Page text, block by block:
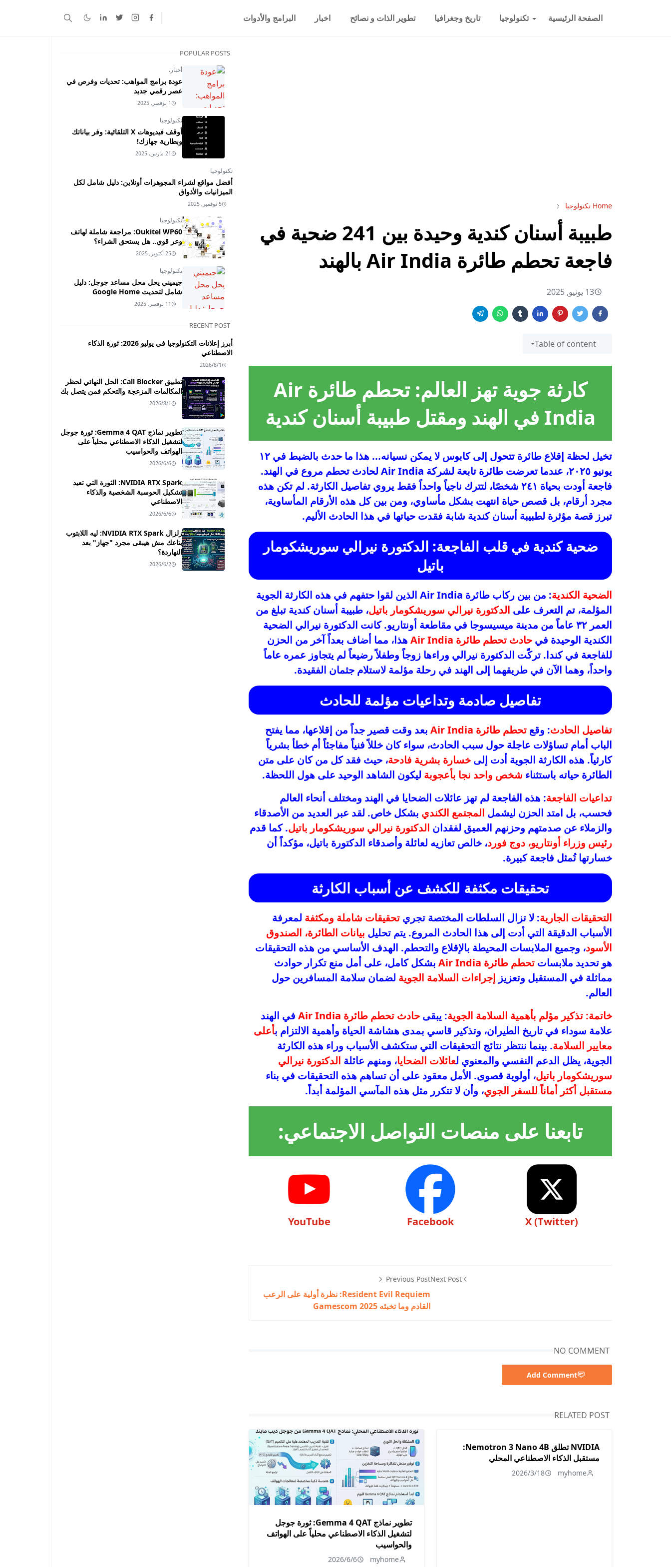
الصفحة الرئيسية تكنولوجيا تاريخ وجغرافيا تطوير الذات و نصائح اخبار البرامج والأدوات
Home تكنولوجيا
طبيبة أسنان كندية وحيدة بين 241 ضحية في
فاجعة تحطم طائرة Air India بالهند
13 يونيو, 2025
Table of content
كارثة جوية تهز العالم: تحطم طائرة Air
India في الهند ومقتل طبيبة أسنان كندية
تخيل لحظة إقلاع طائرة تتحول إلى كابوس لا يمكن نسيانه... هذا ما حدث بالضبط في ١٢
يونيو ٢٠٢٥، عندما تعرضت طائرة تابعة لشركة Air India لحادث تحطم مروع في الهند.
فاجعة أودت بحياة ٢٤١ شخصًا، لتترك ناجياً واحداً فقط يروي تفاصيل الكارثة. لم تكن هذه
مجرد أرقام، بل قصص حياة انتهت بشكل مأساوي، ومن بين كل هذه الأرقام المأساوية،
تبرز قصة مؤثرة لطبيبة أسنان كندية شابة فقدت حياتها في هذا الحادث الأليم.
ضحية كندية في قلب الفاجعة: الدكتورة نيرالي سوريشكومار
باتيل
الضحية الكندية
: من بين ركاب طائرة Air India الذين لقوا حتفهم في هذه الكارثة الجوية
المؤلمة، تم التعرف على الدكتورة نيرالي سوريشكومار باتيل، طبيبة أسنان كندية تبلغ من
العمر ٣٢ عاماً من مدينة ميسيسوجا في مقاطعة أونتاريو. كانت الدكتورة نيرالي الضحية
الكندية الوحيدة في حادث تحطم طائرة Air India
هذا، مما أضاف بعداً آخر من الحزن
للفاجعة في كندا. تركّت الدكتورة نيرالي وراءها زوجاً وطفلاً رضيعاً لم يتجاوز عمره عاماً
واحداً، وهما الآن في طريقهما إلى الهند في رحلة مؤلمة لاستلام جثمان الفقيدة.
تفاصيل صادمة وتداعيات مؤلمة للحادث
تفاصيل الحادث: وقع تحطم طائرة Air India
بعد وقت قصير جداً من إقلاعها، مما يفتح
الباب أمام تساؤلات عاجلة حول سبب الحادث، سواء كان خللاً فنياً مفاجئاً أم خطأ بشرياً
كارثياً. هذه الكارثة الجوية أدت إلى خسارة بشرية فادحة، حيث فقد كل من كان على متن
الطائرة حياته باستثناء شخص واحد نجا بأعجوبة ليكون الشاهد الوحيد على هول اللحظة.
تداعيات الفاجعة: هذه الفاجعة لم تهز عائلات الضحايا في الهند ومختلف أنحاء العالم
فحسب، بل امتد الحزن ليشمل المجتمع الكندي بشكل خاص. لقد عبر العديد من الأصدقاء
والزملاء عن صدمتهم وحزنهم العميق لفقدان الدكتورة نيرالي سوريشكومار باتيل. كما قدم
رئيس وزراء أونتاريو، دوج فورد، خالص تعازيه لعائلة وأصدقاء الدكتورة باتيل، مؤكداً أن
خسارتها تُمثل فاجعة كبيرة.
تحقيقات مكثفة للكشف عن أسباب الكارثة
التحقيقات الجارية: لا تزال السلطات المختصة تجري تحقيقات شاملة ومكثفة لمعرفة
الأسباب الدقيقة التي أدت إلى هذا الحادث المروع. يتم تحليل بيانات الطائرة، الصندوق
الأسود، وجميع الملابسات المحيطة بالإقلاع والتحطم. الهدف الأساسي من هذه التحقيقات
هو تحديد ملابسات تحطم طائرة Air India
بشكل كامل، على أمل منع تكرار حوادث
مماثلة في المستقبل وتعزيز إجراءات السلامة الجوية لضمان سلامة المسافرين حول
العالم.
خاتمة: تذكير مؤلم بأهمية السلامة الجوية: يبقى حادث تحطم طائرة Air India
في الهند
علامة سوداء في تاريخ الطيران، وتذكير قاسي بمدى هشاشة الحياة وأهمية الالتزام بأعلى
معايير السلامة. بينما ننتظر نتائج التحقيقات التي ستكشف الأسباب وراء هذه الكارثة
الجوية، يظل الدعم النفسي والمعنوي لعائلات الضحايا، ومنهم عائلة الدكتورة نيرالي
سوريشكومار باتيل، أولوية قصوى. الأمل معقود على أن تساهم هذه التحقيقات في بناء
مستقبل أكثر أماناً للسفر الجوي، وأن لا تتكرر مثل هذه المآسي المؤلمة أبداً.
تابعنا على منصات التواصل الاجتماعي:
X (Twitter)
Facebook
YouTube
Next Post
Previous Post
Resident Evil Requiem: نظرة أولية على الرعب
القادم وما تخبئه Gamescom 2025
NO COMMENT
Add Comment
RELATED POST
NVIDIA تطلق Nemotron 3 Nano 4B:
مستقبل الذكاء الاصطناعي المحلي
myhome
2026/3/18
تطوير نماذج Gemma 4 QAT: ثورة جوجل
لتشغيل الذكاء الاصطناعي محلياً على الهواتف
والحواسيب
myhome
2026/6/6
POPULAR POSTS
أخبار.
عودة برامج المواهب: تحديات وفرص في
عصر رقمي جديد
1 نوفمبر, 2025
تكنولوجيا
أوقف فيديوهات X التلقائية: وفر بياناتك
وبطارية جهازك!
21 مارس, 2025
تكنولوجيا
أفضل مواقع لشراء المجوهرات أونلاين: دليل شامل لكل
الميزانيات والأذواق
5 نوفمبر, 2025
تكنولوجيا
Oukitel WP60: مراجعة شاملة لهاتف
وعر قوي.. هل يستحق الشراء؟
25 أكتوبر, 2025
تكنولوجيا
جيميني يحل محل مساعد جوجل: دليل
شامل لتحديث Google Home
11 نوفمبر, 2025
RECENT POST
أبرز إعلانات التكنولوجيا في يوليو 2026: ثورة الذكاء
الاصطناعي
2026/8/1
تطبيق Call Blocker: الحل النهائي لحظر
المكالمات المزعجة والتحكم فمن يتصل بك
2026/8/1
تطوير نماذج Gemma 4 QAT: ثورة جوجل
لتشغيل الذكاء الاصطناعي محلياً على
الهواتف والحواسيب
2026/6/6
NVIDIA RTX Spark: الثورة التي تعيد
تشكيل الحوسبة الشخصية والذكاء
الاصطناعي
2026/6/6
زلزال NVIDIA RTX Spark: ليه اللابتوب
بتاعك مش هيبقى مجرد "جهاز" بعد
النهاردة؟
2026/6/2